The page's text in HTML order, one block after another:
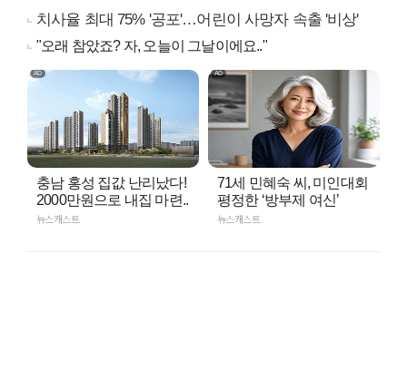
치사율 최대 75% '공포'…어린이 사망자 속출 '비상'
"오래 참았죠? 자, 오늘이 그날이에요.."
충남 홍성 집값 난리났다!
2000만원으로 내집 마련..
뉴스캐스트
71세 민혜숙 씨, 미인대회
평정한 ‘방부제 여신’
뉴스캐스트